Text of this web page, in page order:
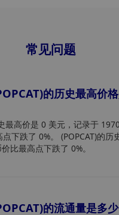
常见问题
的历史最高价
最高价是 0 美元，记录于
下跌了 0%。 (POPCAT)的历
比最高点下跌了 0%。
的流通量是多少